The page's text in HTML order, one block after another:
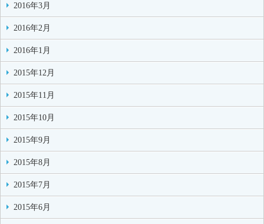
2016年3月
2016年2月
2016年1月
2015年12月
2015年11月
2015年10月
2015年9月
2015年8月
2015年7月
2015年6月